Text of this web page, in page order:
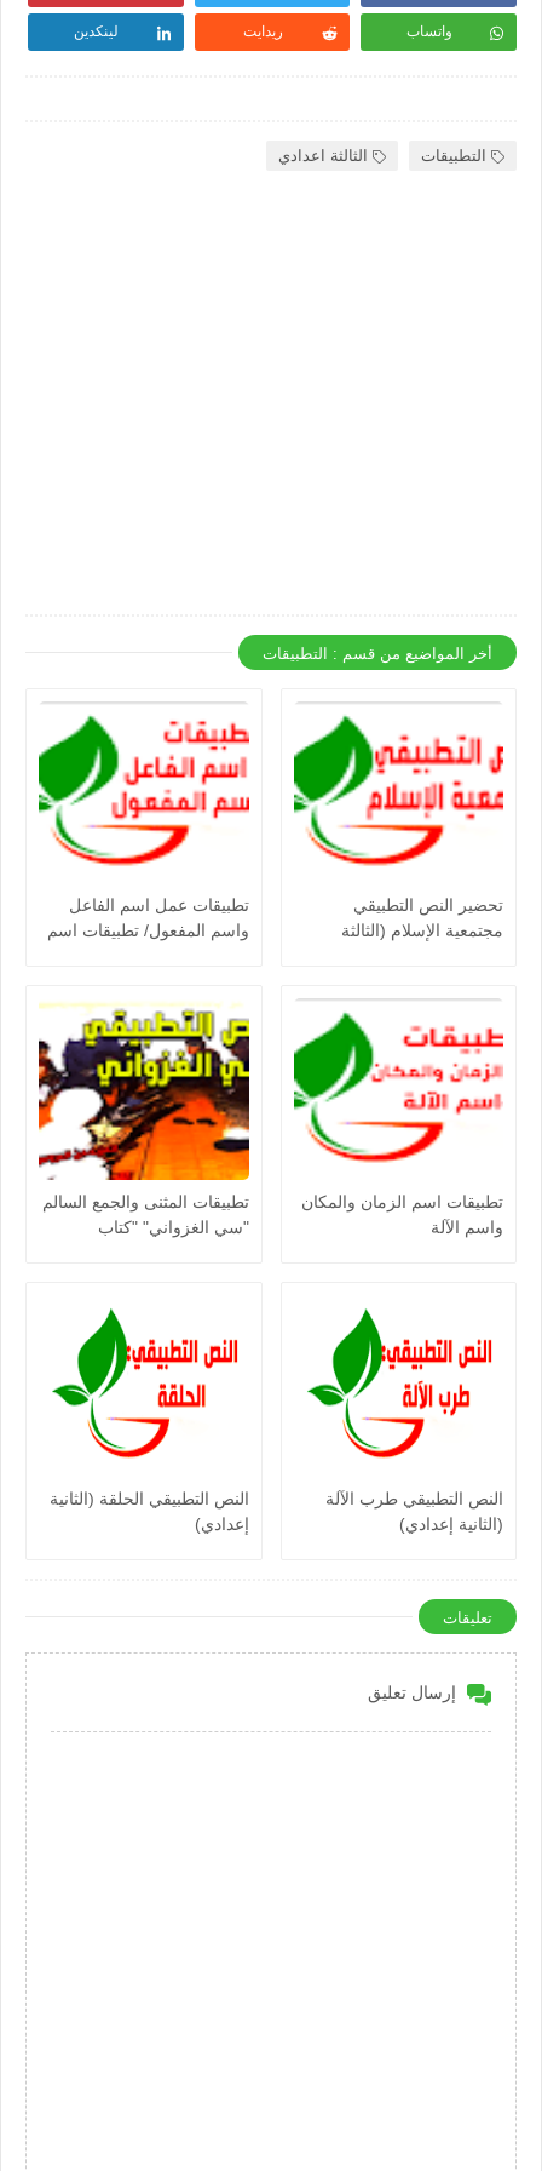
واتساب ريدايت لينكدين
التطبيقات الثالثة اعدادي
أخر المواضيع من قسم : التطبيقات
تحضير النص التطبيقي
مجتمعية الإسلام (الثالثة
تطبيقات عمل اسم الفاعل
واسم المفعول/ تطبيقات اسم
تطبيقات اسم الزمان والمكان
واسم الآلة
تطبيقات المثنى والجمع السالم
"سي الغزواني" "كتاب
النص التطبيقي طرب الآلة
(الثانية إعدادي)
النص التطبيقي الحلقة (الثانية
إعدادي)
تعليقات
إرسال تعليق